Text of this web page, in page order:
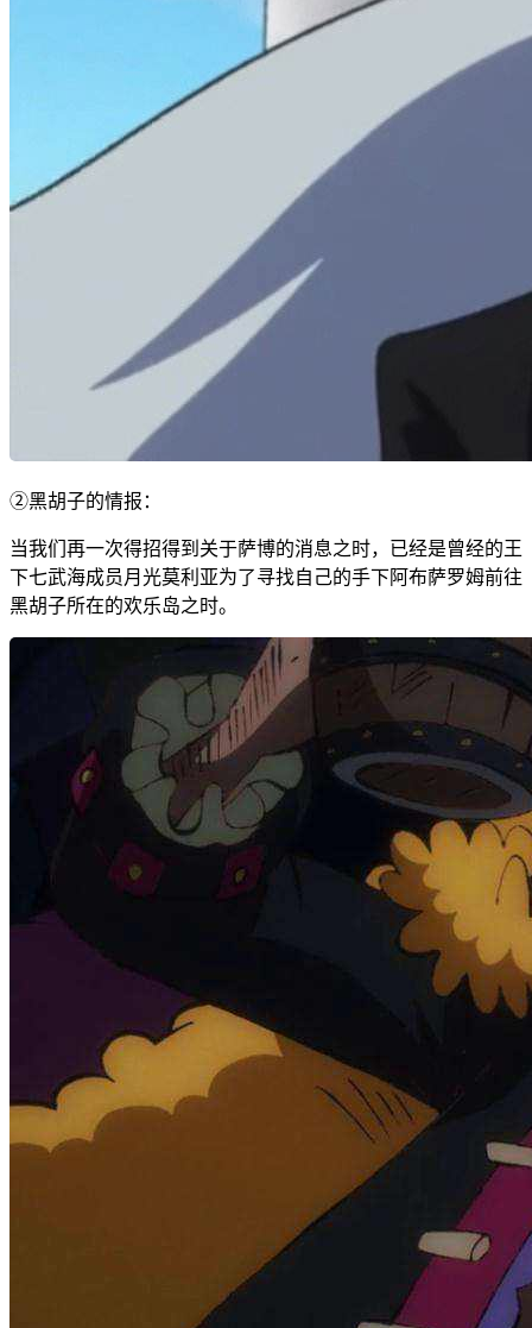
②黑胡子的情报：
当我们再一次得招得到关于萨博的消息之时，已经是曾经的王
下七武海成员月光莫利亚为了寻找自己的手下阿布萨罗姆前往
黑胡子所在的欢乐岛之时。